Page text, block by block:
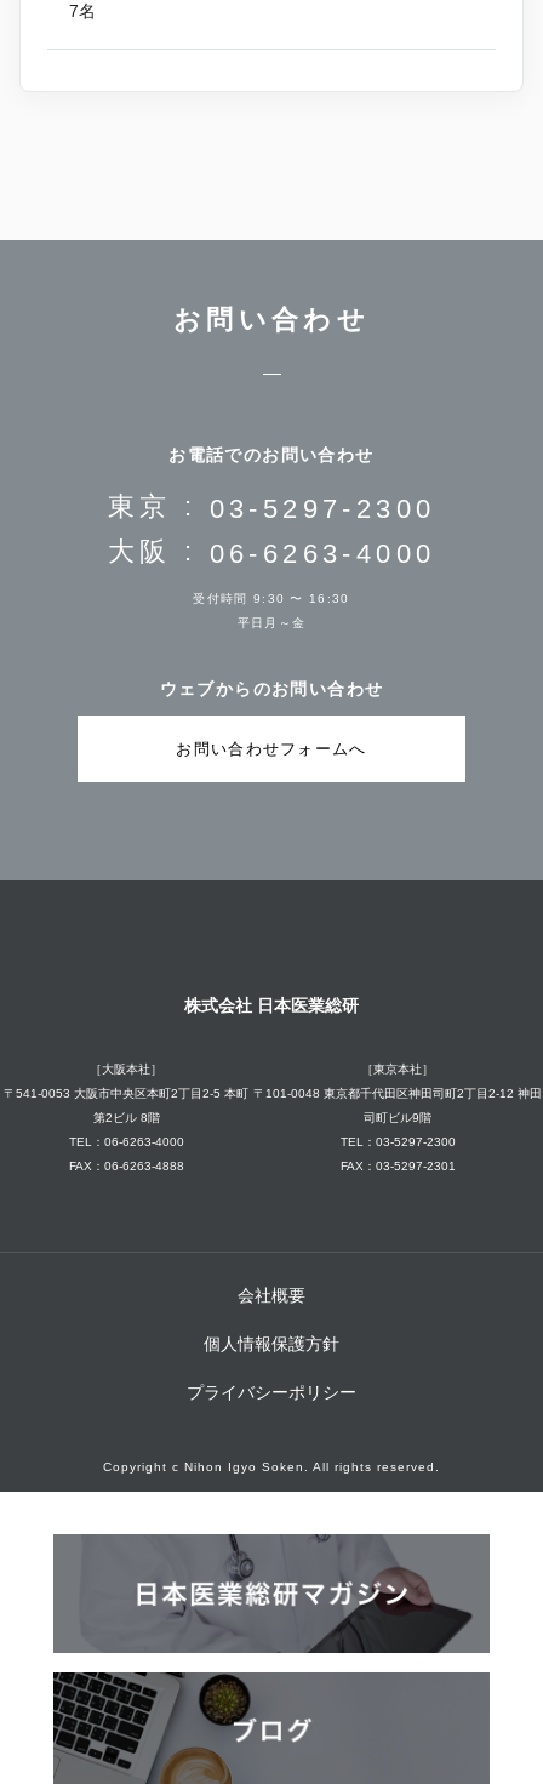
7名
お問い合わせ
お電話でのお問い合わせ
東京 : 03-5297-2300
大阪 : 06-6263-4000
受付時間 9:30 〜 16:30
平日月～金
ウェブからのお問い合わせ
お問い合わせフォームへ
株式会社 日本医業総研
［大阪本社］
〒541-0053 大阪市中央区本町2丁目2-5 本町
第2ビル 8階
TEL：06-6263-4000
FAX：06-6263-4888
［東京本社］
〒101-0048 東京都千代田区神田司町2丁目2-12 神田
司町ビル9階
TEL：03-5297-2300
FAX：03-5297-2301
会社概要
個人情報保護方針
プライバシーポリシー
Copyright c Nihon Igyo Soken. All rights reserved.